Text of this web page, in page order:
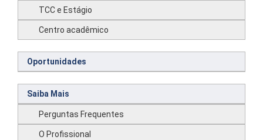
TCC e Estágio
Centro acadêmico
Oportunidades
Saiba Mais
Perguntas Frequentes
O Profissional